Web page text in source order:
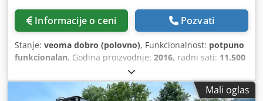
Informacije o ceni Pozvati
Stanje: veoma dobro (polovno), Funkcionalnost: potpuno
funkcionalan, Godina proizvodnje: 2016, radni sati: 11.500
, * 11.500 радних сати * Радна тежина 15.700 kg * Снага
мотора 77 kW * Roadliner * Хидраулични брзи спој * Клима
уређај Cedpfxoy Rm H Ee An Uoha
Mali oglas